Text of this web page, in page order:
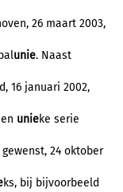
26 maart 2003,
unie. Naast
16 januari 2002,
unieke serie
24 oktober
ks, bij bijvoorbeeld